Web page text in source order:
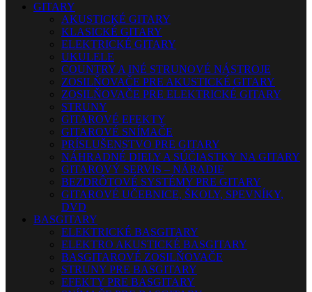
GITARY
AKUSTICKÉ GITARY
KLASICKÉ GITARY
ELEKTRICKÉ GITARY
UKULELE
COUNTRY A INÉ STRUNOVÉ NÁSTROJE
ZOSILŇOVAČE PRE AKUSTICKÉ GITARY
ZOSILŇOVAČE PRE ELEKTRICKÉ GITARY
STRUNY
GITAROVÉ EFEKTY
GITAROVÉ SNÍMAČE
PRÍSLUŠENSTVO PRE GITARY
NÁHRADNÉ DIELY A SÚČIASTKY NA GITARY
GITAROVÝ SERVIS – NÁRADIE
BEZDRÔTOVÉ SYSTÉMY PRE GITARY
GITAROVÉ UČEBNICE, ŠKOLY, SPEVNÍKY,
DVD
BASGITARY
ELEKTRICKÉ BASGITARY
ELEKTRO AKUSTICKÉ BASGITARY
BASGITAROVÉ ZOSILŇOVAČE
STRUNY PRE BASGITARY
EFEKTY PRE BASGITARY